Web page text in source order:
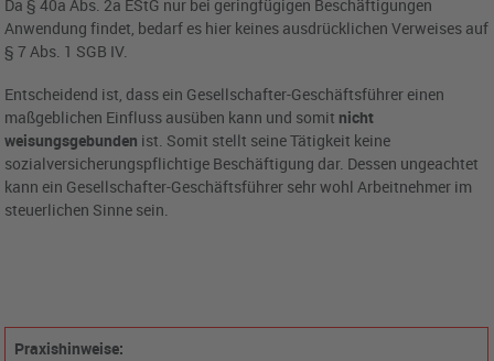
Da § 40a Abs. 2a EStG nur bei geringfügigen Beschäftigungen
Anwendung findet, bedarf es hier keines ausdrücklichen Verweises auf
§ 7 Abs. 1 SGB IV.
Entscheidend ist, dass ein Gesellschafter-Geschäftsführer einen
maßgeblichen Einfluss ausüben kann und somit nicht
weisungsgebunden ist. Somit stellt seine Tätigkeit keine
sozialversicherungspflichtige Beschäftigung dar. Dessen ungeachtet
kann ein Gesellschafter-Geschäftsführer sehr wohl Arbeitnehmer im
steuerlichen Sinne sein.
Praxishinweise: